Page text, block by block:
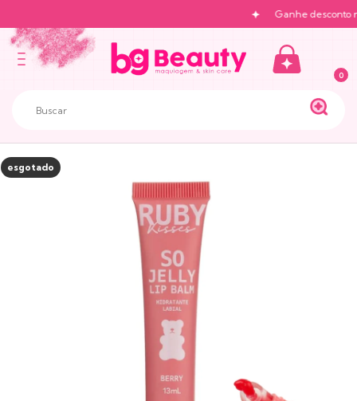
Ganhe desconto
0
esgotado